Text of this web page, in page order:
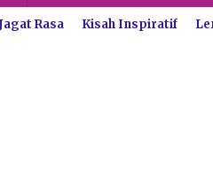
Rasa Kisah Inspiratif